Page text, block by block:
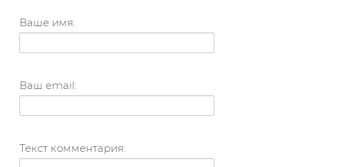
Ваше имя:
Ваш email:
Текст комментария: